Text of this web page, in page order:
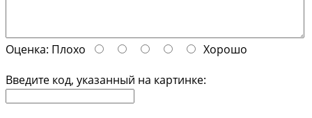
Оценка: Плохо
Хорошо
Введите код, указанный на картинке: